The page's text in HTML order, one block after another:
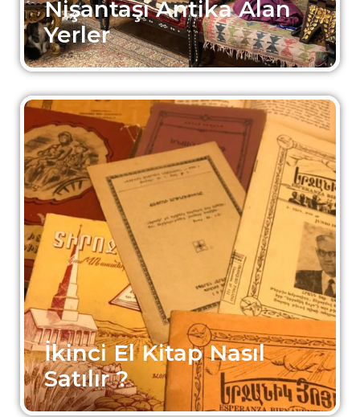
Nişantaşı Antika Alan
Yerler
İkinci El Kitap Nasıl
Satılır ?